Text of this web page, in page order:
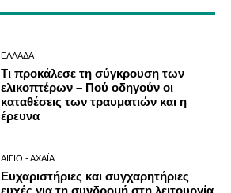
ΕΛΛΆΔΑ
Τι προκάλεσε τη σύγκρουση των
ελικοπτέρων – Πού οδηγούν οι
καταθέσεις των τραυματιών και η
έρευνα
ΑΊΓΙΟ - ΑΧΑΪ́Α
Ευχαριστήριες και συγχαρητήριες